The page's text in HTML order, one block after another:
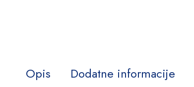
Opis Dodatne informacije